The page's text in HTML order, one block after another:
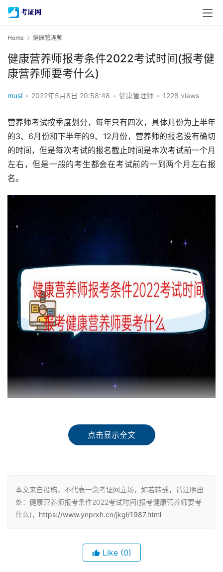
Home 健康管理师
健康营养师报考条件2022考试时间(报考健
康营养师要考什么)
musi • 2022年5月8日 20:58:48 • 健康管理师 • 1228 views
营养师考试按季度划分，每年只有四次，具体月份为上半年
的3、6月份和下半年的9、12月份，营养师的报名没有确切
的时间，但是每次考试的报名截止时间是本次考试前一个月
左右，但是一般的考生都会在考试前的一到两个月左右报
名。
报考营养师，具备以下条件之一者。
2、取得注册国际初级营养师，连续从事营养健康行业工作
两年以上。
4、具有非医学或食品专业大学专科及以上学历证书，连续
点击显示全文
本文来自投稿，不代表一念考证网立场，如若转载，请注明出
处：健康营养师报考条件2022考试时间(报考健康营养师要考
什么)， https://www.ynprxh.cn/jkgl/1987.html
Like (0)